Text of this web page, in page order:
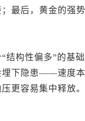
最后，黄金的强
结构性偏多”的基
埋下隐患——速度
更容易集中释放